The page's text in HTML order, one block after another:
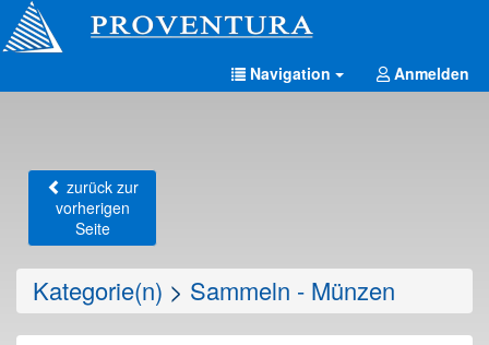
Navigation Anmelden
zurück zur
vorherigen
Seite
Kategorie(n) > Sammeln - Münzen